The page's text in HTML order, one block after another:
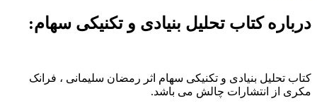
درباره کتاب تحلیل بنیادی و تکنیکی سهام:
کتاب تحلیل بنیادی و تکنیکی سهام اثر رمضان سلیمانی ، فرانک
مکری از انتشارات چالش می باشد.